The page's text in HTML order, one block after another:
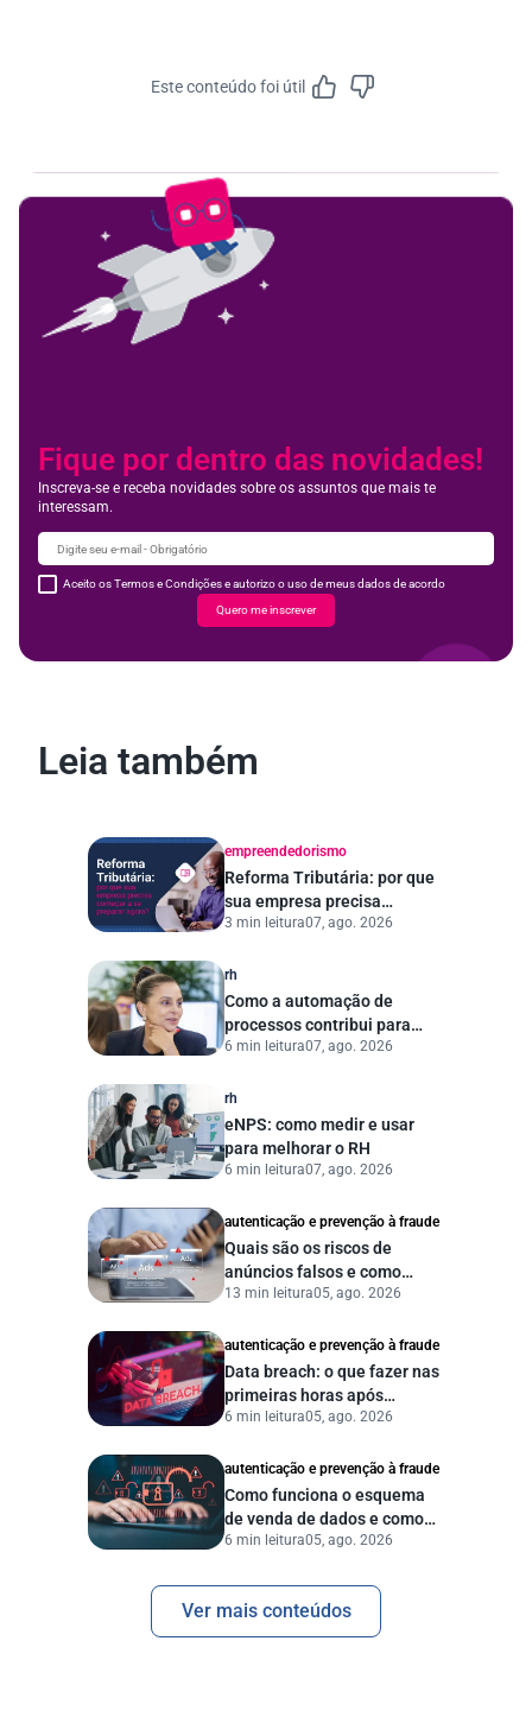
Este conteúdo foi útil
Fique por dentro das novidades!
Inscreva-se e receba novidades sobre os assuntos que mais te
interessam.
Aceito os Termos e Condições e autorizo o uso de meus dados de acordo
Quero me inscrever
Leia também
empreendedorismo
Reforma Tributária: por que
sua empresa precisa
começar a se preparar
3 min leitura07, ago. 2026
rh
Como a automação de
processos contribui para
uma gestão pública mais
6 min leitura07, ago. 2026
rh
eNPS: como medir e usar
para melhorar o RH
6 min leitura07, ago. 2026
autenticação e prevenção à fraude
Quais são os riscos de
anúncios falsos e como
proteger seu negócio?
13 min leitura05, ago. 2026
autenticação e prevenção à fraude
Data breach: o que fazer nas
primeiras horas após
vazamento de dados?
6 min leitura05, ago. 2026
autenticação e prevenção à fraude
Como funciona o esquema
de venda de dados e como
proteger sua empresa?
6 min leitura05, ago. 2026
Ver mais conteúdos